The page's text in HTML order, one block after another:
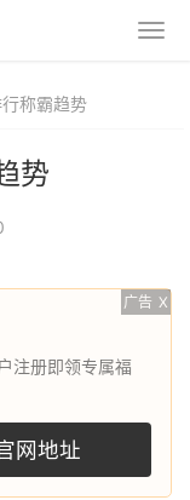
称霸趋势
势
广告 X
注册即领专属福
网地址